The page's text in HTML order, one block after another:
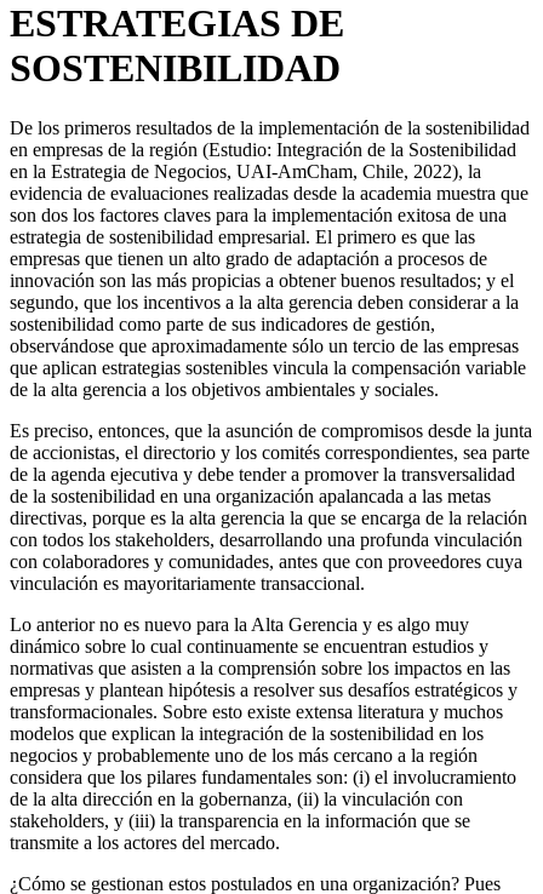
ESTRATEGIAS DE
SOSTENIBILIDAD
De los primeros resultados de la implementación de la sostenibilidad
en empresas de la región (Estudio: Integración de la Sostenibilidad
en la Estrategia de Negocios, UAI-AmCham, Chile, 2022), la
evidencia de evaluaciones realizadas desde la academia muestra que
son dos los factores claves para la implementación exitosa de una
estrategia de sostenibilidad empresarial. El primero es que las
empresas que tienen un alto grado de adaptación a procesos de
innovación son las más propicias a obtener buenos resultados; y el
segundo, que los incentivos a la alta gerencia deben considerar a la
sostenibilidad como parte de sus indicadores de gestión,
observándose que aproximadamente sólo un tercio de las empresas
que aplican estrategias sostenibles vincula la compensación variable
de la alta gerencia a los objetivos ambientales y sociales.
Es preciso, entonces, que la asunción de compromisos desde la junta
de accionistas, el directorio y los comités correspondientes, sea parte
de la agenda ejecutiva y debe tender a promover la transversalidad
de la sostenibilidad en una organización apalancada a las metas
directivas, porque es la alta gerencia la que se encarga de la relación
con todos los stakeholders, desarrollando una profunda vinculación
con colaboradores y comunidades, antes que con proveedores cuya
vinculación es mayoritariamente transaccional.
Lo anterior no es nuevo para la Alta Gerencia y es algo muy
dinámico sobre lo cual continuamente se encuentran estudios y
normativas que asisten a la comprensión sobre los impactos en las
empresas y plantean hipótesis a resolver sus desafíos estratégicos y
transformacionales. Sobre esto existe extensa literatura y muchos
modelos que explican la integración de la sostenibilidad en los
negocios y probablemente uno de los más cercano a la región
considera que los pilares fundamentales son: (i) el involucramiento
de la alta dirección en la gobernanza, (ii) la vinculación con
stakeholders, y (iii) la transparencia en la información que se
transmite a los actores del mercado.
¿Cómo se gestionan estos postulados en una organización? Pues